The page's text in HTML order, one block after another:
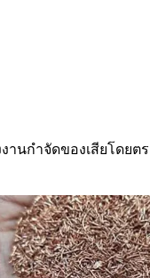
นกำจัดของเสียโดยต